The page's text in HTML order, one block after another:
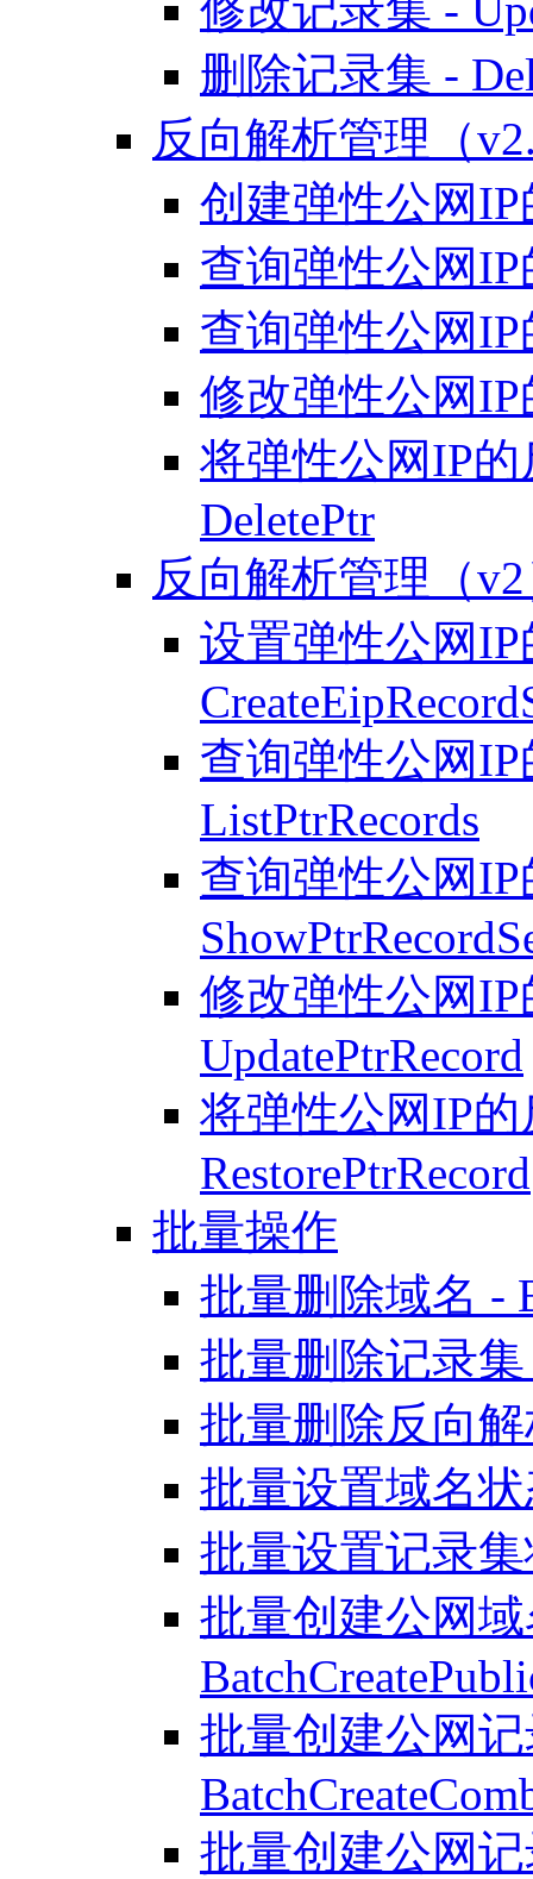
删除记录集 -
反向解析管理（
创建弹性公网IP
查询弹性公网
查询弹性公网
修改弹性公网IP
将弹性公网IP
DeletePtr
反向解析管理（
设置弹性公网
查询弹性公网
ListPtrRecords
查询弹性公网
修改弹性公网
UpdatePtrRecord
将弹性公网IP
RestorePtrRecord
批量操作
批量删除域名 -
批量删除记录集
批量删除反向解
批量设置域名状
批量设置记录集
批量创建公网
批量创建公网
批量创建公网